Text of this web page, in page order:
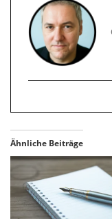
Ähnliche Beiträge